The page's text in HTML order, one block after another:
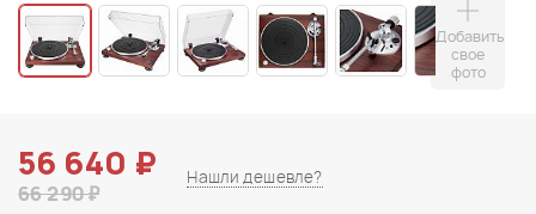
Добавить
свое
фото
56 640 ₽
66 290 ₽
Нашли дешевле?